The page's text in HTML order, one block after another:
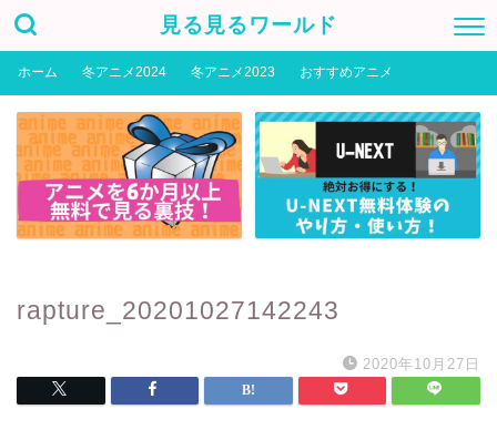
見る見るワールド
ホーム 冬アニメ2024 冬アニメ2023 おすすめアニメ
rapture_20201027142243
2020年10月27日